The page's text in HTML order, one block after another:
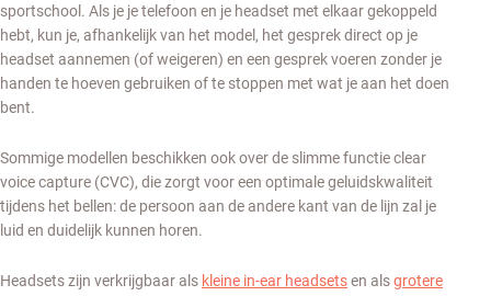
sportschool. Als je je telefoon en je headset met elkaar gekoppeld
hebt, kun je, afhankelijk van het model, het gesprek direct op je
headset aannemen (of weigeren) en een gesprek voeren zonder je
handen te hoeven gebruiken of te stoppen met wat je aan het doen
bent.
Sommige modellen beschikken ook over de slimme functie clear
voice capture (CVC), die zorgt voor een optimale geluidskwaliteit
tijdens het bellen: de persoon aan de andere kant van de lijn zal je
luid en duidelijk kunnen horen.
Headsets zijn verkrijgbaar als kleine in-ear headsetsen alsgrotere